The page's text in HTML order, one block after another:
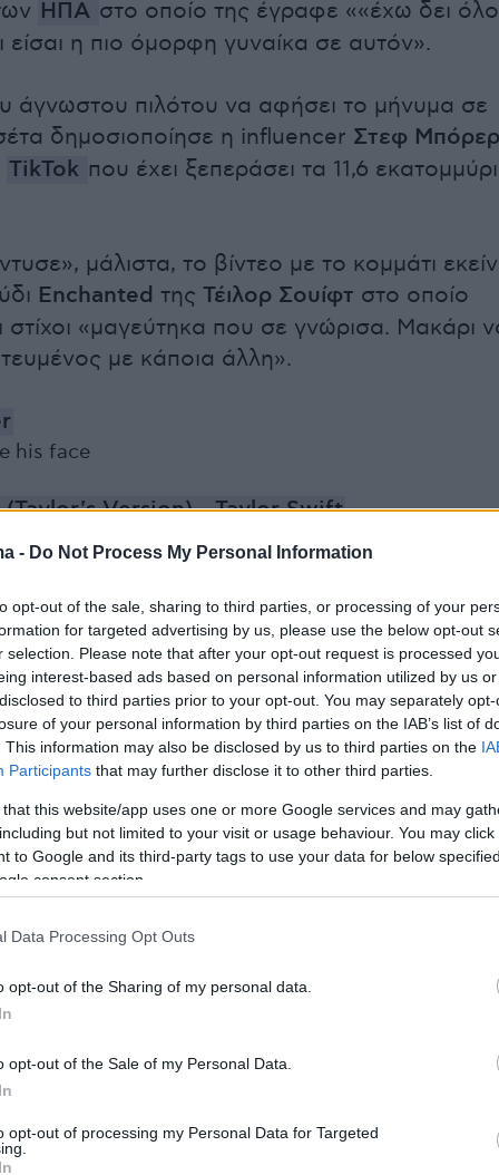
- Do Not Process My Personal Information
opt-out of the sale, sharing to third parties, or processing of your
for targeted advertising by us, please use the below opt-out
selection. Please note that after your opt-out request is processed
interest-based ads based on personal information utilized by us
to third parties prior to your opt-out. You may separately
of your personal information by third parties on the IAB’s list of
This information may also be disclosed by us to third parties on the
Participants that may further disclose it to other third parties.
that this website/app uses one or more Google services and may
but not limited to your visit or usage behaviour. You may
to Google and its third-party tags to use your data for below
consent section.
Data Processing Opt Outs
opt-out of the Sharing of my personal data.
opt-out of the Sale of my Personal Data.
opt-out of processing my Personal Data for Targeted
ΗΠΑ στο οποίο της έγραφε ««έχω δει
είσαι η πιο όμορφη γυναίκα σε αυτόν».
άγνωστου πιλότου να αφήσει το μήνυμα σε
δημοσιοποίησε η influencer Στεφ Μπόρερ
TikTok που έχει ξεπεράσει τα 11,6
μάλιστα, το βίντεο με το κομμάτι
Enchanted της Τέιλορ Σουίφτ στο οποίο
στίχοι «μαγεύτηκα που σε γνώρισα. Μακάρι
με κάποια άλλη».
his face
Version) - Taylor Swift
παντρεμένος με πέντε παιδιά», «δεν
γιατί είναι σύζυγος κάποιας», «αυτή
η ατάκα πεσίματος που χρησιμοποιεί σε
πόλη», «δεν θέλω να είμαι αρνητικός,
που δεν άφησε τρόπο επαφής» ήταν
σχόλια στο βίντεο της 23χρονης.
και εκείνοι που υπερασπίστηκαν τον πιλότο
βράσω τα σχόλια σας», «αφήστε ήρεμο ένα
ένα κοπλιμέντο χωρίς καμία
ένα κορίτσι στα παραμύθια».
βίντεο της Μπόρερ έχουν ταξιδιωτικό
την ίδια να μοιράζεται τις εμπειρίες από τα